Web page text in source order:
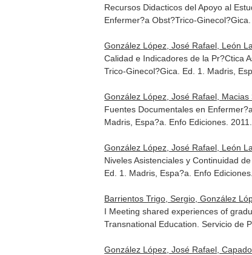
Recursos Didacticos del Apoyo al
Enfermer?a Obst?Trico-Ginecol?Gica
González López, José Rafael, León
Calidad e Indicadores de la Pr?Ctica
Trico-Ginecol?Gica . Ed. 1. Madris,
González López, José Rafael, Macias
Fuentes Documentales en
Madris, Espa?a. Enfo Ediciones.
González López, José Rafael, León
Niveles Asistenciales y Continuidad
Ed. 1. Madris, Espa?a. Enfo
Barrientos Trigo, Sergio, González
I Meeting shared experiences of
Transnational Education . Servicio de
González López, José Rafael,